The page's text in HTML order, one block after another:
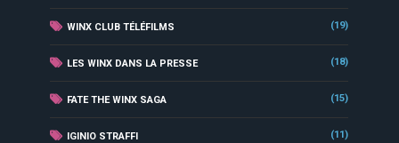
WINX CLUB TÉLÉFILMS (19)
LES WINX DANS LA PRESSE (18)
FATE THE WINX SAGA (15)
IGINIO STRAFFI (11)